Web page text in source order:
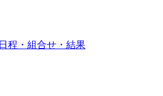
程・組合せ・結果